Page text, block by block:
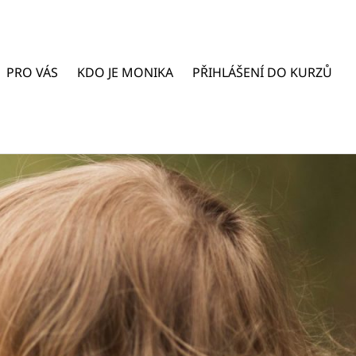
PRO VÁS KDO JE MONIKA PŘIHLÁŠENÍ DO KURZŮ